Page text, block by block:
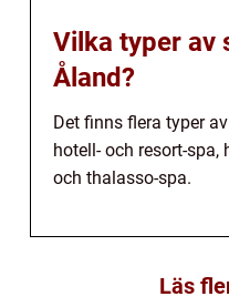
Vilka typer av
Åland?
Det finns flera typer
hotell- och resort-spa,
och thalasso-spa.
Läs